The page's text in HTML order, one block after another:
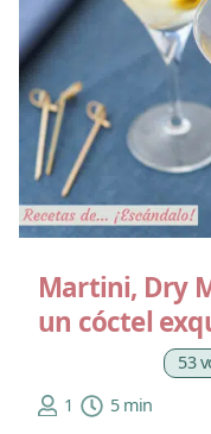
Martini, Dry
un cóctel
53
1
5 min